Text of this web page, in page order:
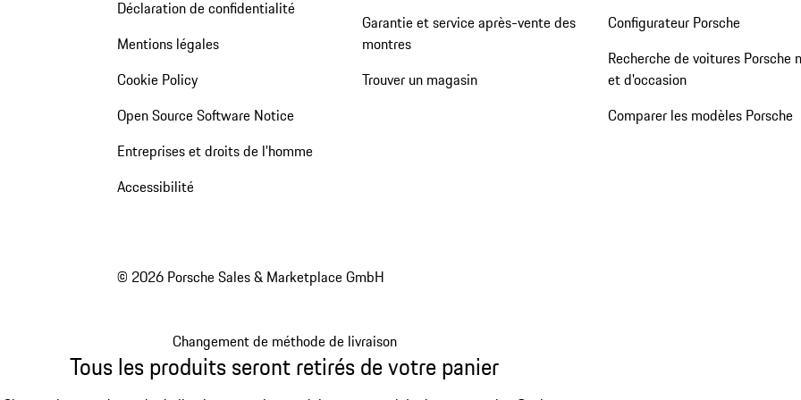
Déclaration de confidentialité
Mentions légales
Cookie Policy
Open Source Software Notice
Entreprises et droits de l'homme
Accessibilité
Garantie et service après-vente des
montres
Trouver un magasin
Configurateur Porsche
Recherche de voitures Porsche
et d'occasion
Comparer les modèles Porsche
© 2026 Porsche Sales & Marketplace GmbH
Changement de méthode de livraison
Tous les produits seront retirés de votre panier